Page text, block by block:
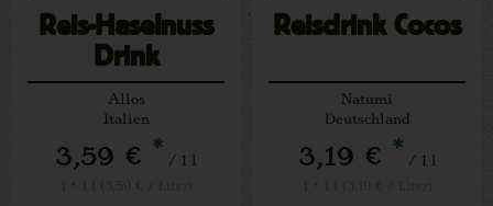
Reis-Haselnuss
Drink
Allos
Italien
3,59 € * / 1 l
Reisdrink Cocos
Natumi
Deutschland
3,19 € * / 1 l